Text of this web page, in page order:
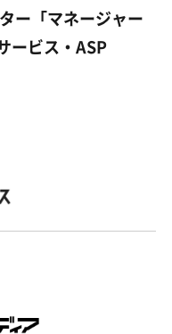
ー「マネージャー
ービス・ASP